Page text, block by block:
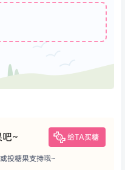
~ 给TA买糖
投糖果支持哦~